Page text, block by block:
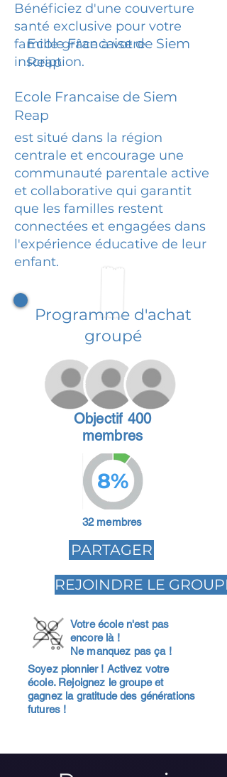
Bénéficiez d'une couverture
santé exclusive pour votre
famille grâce à votre
inscription.
Ecole Francaise de Siem
Reap
Ecole Francaise de Siem
Reap
est situé dans la région
centrale et encourage une
communauté parentale active
et collaborative qui garantit
que les familles restent
connectées et engagées dans
l'expérience éducative de leur
enfant.
Programme d'achat
groupé
Objectif 400
membres
8%
32 membres
PARTAGER
REJOINDRE LE GROUPE
Votre école n'est pas
encore là !
Ne manquez pas ça !
Soyez pionnier ! Activez votre
école. Rejoignez le groupe et
gagnez la gratitude des générations
futures !